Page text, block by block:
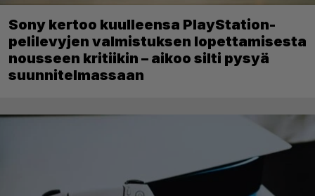
Sony kertoo kuulleensa PlayStation-
pelilevyjen valmistuksen lopettamisesta
nousseen kritiikin – aikoo silti pysyä
suunnitelmassaan